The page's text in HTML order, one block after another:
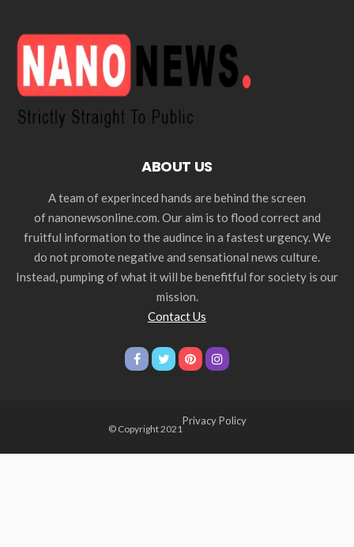
ABOUT US
A team of experinced hands are behind the screen
of nanonewsonline.com. Our aim is to flood correct and
fruitful information to the audince in a fastest urgency. We
do not promote negative and sensational news culture.
Instead, pumping of what it will be benefitful for society is our
mission.
Contact Us
© Copyright 2021
Privacy Policy